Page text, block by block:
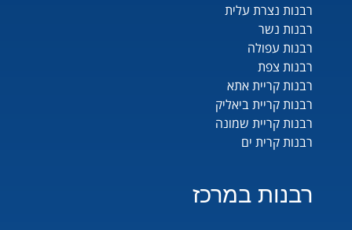
רבנות נצרת עלית
רבנות נשר
רבנות עפולה
רבנות צפת
רבנות קריית אתא
רבנות קריית ביאליק
רבנות קריית שמונה
רבנות קרית ים
רבנות במרכז